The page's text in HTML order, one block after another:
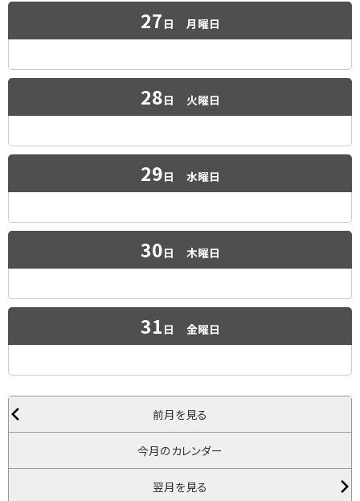
27 日 月曜日
28日 火曜日
29日 水曜日
30日 木曜日
31 日 金曜日
前月を見る
今月のカレンダー
翌月を見る